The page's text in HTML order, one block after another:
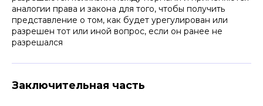
аналогии права и закона для того, чтобы получить
представление о том, как будет урегулирован или
разрешен тот или иной вопрос, если он ранее не
разрешался
Заключительная часть